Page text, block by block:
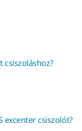
csiszoláshoz?
excenter csiszolót?